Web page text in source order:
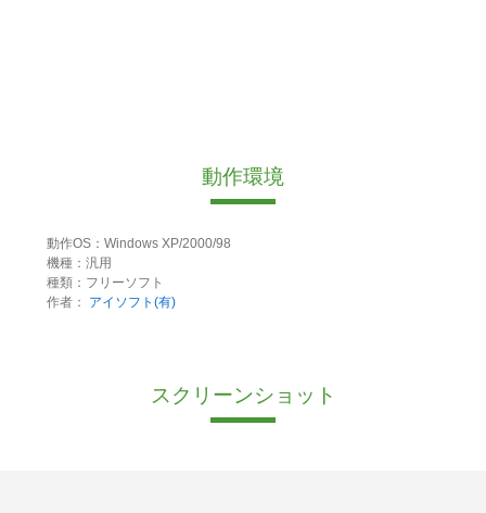
動作環境
動作OS：Windows XP/2000/98
機種：汎用
種類：フリーソフト
作者：
アイソフト(有)
スクリーンショット